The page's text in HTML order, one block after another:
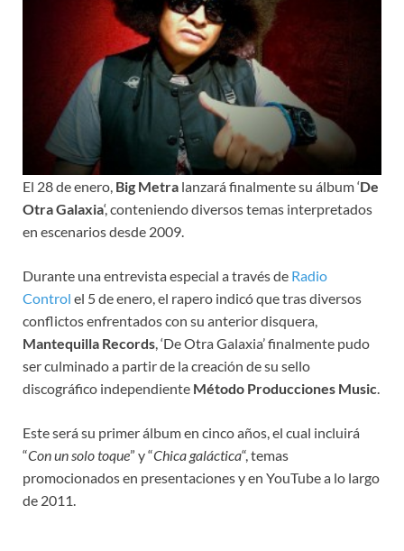
El 28 de enero, Big Metra lanzará finalmente su álbum ‘De
Otra Galaxia‘, conteniendo diversos temas interpretados
en escenarios desde 2009.
Durante una entrevista especial a través de Radio
Control el 5 de enero, el rapero indicó que tras diversos
conflictos enfrentados con su anterior disquera,
Mantequilla Records, ‘De Otra Galaxia’ finalmente pudo
ser culminado a partir de la creación de su sello
discográfico independiente Método Producciones Music.
Este será su primer álbum en cinco años, el cual incluirá
“Con un solo toque” y “Chica galáctica“, temas
promocionados en presentaciones y en YouTube a lo largo
de 2011.